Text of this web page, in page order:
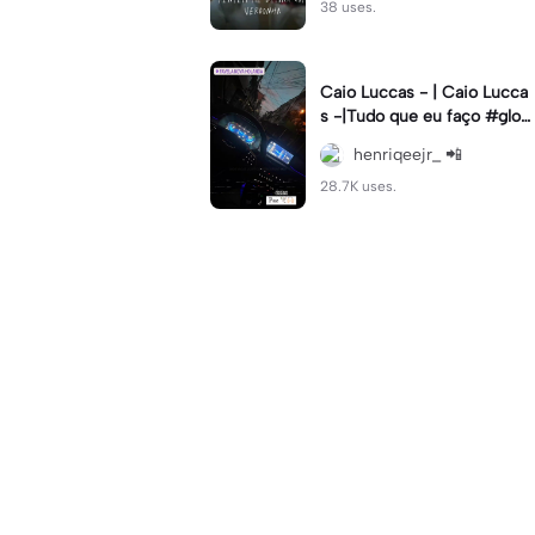
38 uses.
Caio Luccas - | Caio Lucca
s -|Tudo que eu faço #glow
up#caioluccas#tipografia#l
yricshenriqeejr_ 📲
28.7K uses.